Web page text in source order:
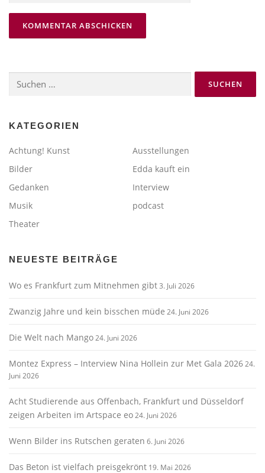
nach:
KATEGORIEN
Achtung! Kunst
Ausstellungen
Bilder
Edda kauft ein
Gedanken
Interview
Musik
podcast
Theater
NEUESTE BEITRÄGE
Wo es Frankfurt zum Mitnehmen gibt3. Juli 2026
Zwanzig Jahre und kein bisschen müde 24. Juni 2026
Die Welt nach Mango24. Juni 2026
Montez Express – Interview Nina Hollein zur Met Gala 202624.
Juni 2026
Acht Studierende aus Offenbach, Frankfurt und Düsseldorf
zeigen Arbeiten im Artspace eo24. Juni 2026
Wenn Bilder ins Rutschen geraten 6. Juni 2026
Das Beton ist vielfach preisgekrönt 19. Mai 2026